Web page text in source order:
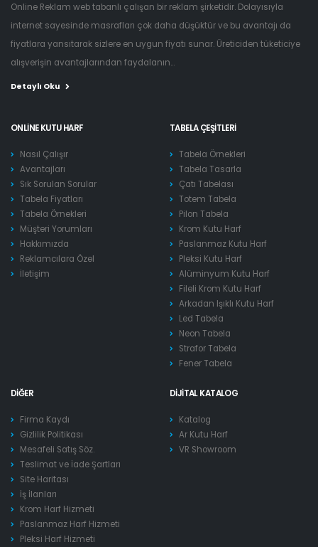
Online Reklam web tabanlı çalışan bir reklam şirketidir. Dolayısıyla
internet sayesinde masrafları çok daha düşüktür ve bu avantajı da
fiyatlara yansıtarak sizlere en uygun fiyatı sunar. Üreticiden tüketiciye
alışverişin avantajlarından faydalanın...
Detaylı Oku
ONLINE KUTU HARF
Nasıl Çalışır
Avantajları
Sık Sorulan Sorular
Tabela Fiyatları
Tabela Örnekleri
Müşteri Yorumları
Hakkımızda
Reklamcılara Özel
İletişim
TABELA ÇEŞITLERI
Tabela Örnekleri
Tabela Tasarla
Çatı Tabelası
Totem Tabela
Pilon Tabela
Krom Kutu Harf
Paslanmaz Kutu Harf
Pleksi Kutu Harf
Alüminyum Kutu Harf
Fileli Krom Kutu Harf
Arkadan Işıklı Kutu Harf
Led Tabela
Neon Tabela
Strafor Tabela
Fener Tabela
DIĞER
Firma Kaydı
Gizlilik Politikası
Mesafeli Satış Söz.
Teslimat ve İade Şartları
Site Haritası
İş İlanları
Krom Harf Hizmeti
Paslanmaz Harf Hizmeti
Pleksi Harf Hizmeti
DIJITAL KATALOG
Katalog
Ar Kutu Harf
VR Showroom